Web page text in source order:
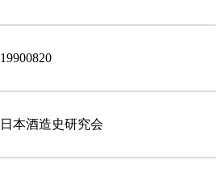
19900820
日本酒造史研究会